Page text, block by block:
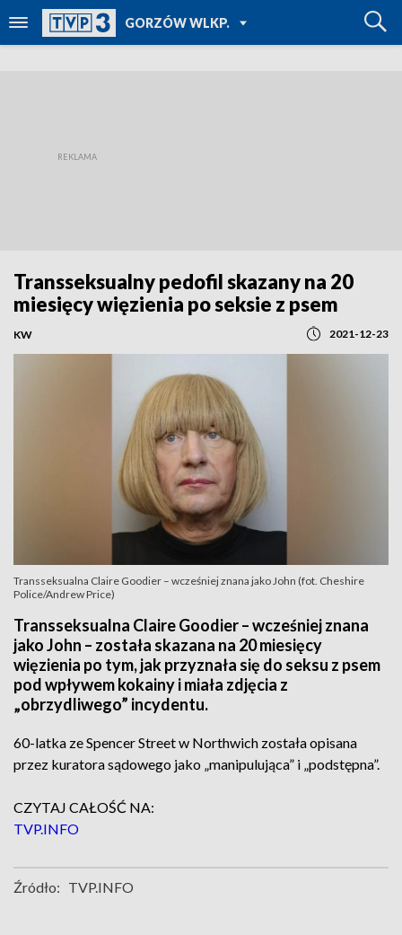
GORZÓW WLKP.
TVP REGIONY
Transseksualny pedofil skazany na 20
miesięcy więzienia po seksie z psem
KW 2021-12-23
Transseksualna Claire Goodier – wcześniej znana jako John (fot. Cheshire
Police/Andrew Price)
Transseksualna Claire Goodier – wcześniej znana
jako John – została skazana na 20 miesięcy
więzienia po tym, jak przyznała się do seksu z psem
pod wpływem kokainy i miała zdjęcia z
„obrzydliwego” incydentu.
60-latka ze Spencer Street w Northwich została opisana
przez kuratora sądowego jako „manipulująca” i „podstępna”.
CZYTAJ CAŁOŚĆ NA:
TVP.INFO
Źródło: TVP.INFO